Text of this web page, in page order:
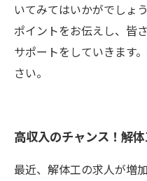
いてみてはいかがでしょ
ポイントをお伝えし、皆
サポートをしていきます
さい。
高収入のチャンス！解
最近、解体工の求人が増